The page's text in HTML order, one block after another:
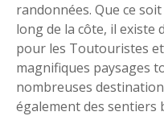
randonnées. Que ce
long de la côte, il existe
pour les Toutouristes
magnifiques paysages
nombreuses
également des sentiers